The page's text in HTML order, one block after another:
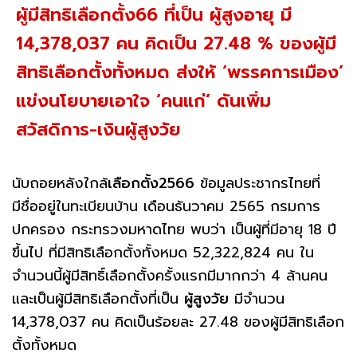
ผู้มีสิทธิเลือกตั้ง66 ที่เป็น ผู้สูงอายุ มี
14,378,037 คน คิดเป็น 27.48 % ของผู้มี
สิทธิเลือกตั้งทั้งหมด ส่งให้ ‘พรรคการเมือง’
แข่งนโยบายเอาใจ ‘คนแก่’ ดันเพิ่ม
สวัสดิการ-เงินผู้สูงวัย
นับถอยหลังใกล้เลือกตั้ง2566 ข้อมูลประชากรไทยที่
มีชื่ออยู่ในทะเบียนบ้าน เดือนธันวาคม 2565 กรมการ
ปกครอง กระทรวงมหาดไทย พบว่า เป็นผู้ที่มีอายุ 18 ปี
ขึ้นไป ที่มีสิทธิเลือกตั้งทั้งหมด 52,322,824 คน ใน
จำนวนนี้ผู้มีสิทธิ์เลือกตั้งครั้งแรกมีมากกว่า 4 ล้านคน
และเป็นผู้มีสิทธิเลือกตั้งที่เป็น ผู้สูงวัย มีจำนวน
14,378,037 คน คิดเป็นร้อยละ 27.48 ของผู้มีสิทธิเลือก
ตั้งทั้งหมด